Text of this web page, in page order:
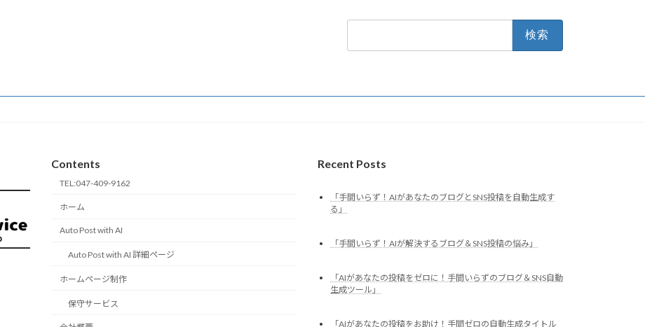
Contents
TEL:047-409-9162
ホーム
Auto Post with AI
Auto Post with AI 詳細ページ
ホームページ制作
保守サービス
Recent Posts
「手間いらず！AIがあなたのブログとSNS投稿を自動生成す
る」
「手間いらず！AIが解決するブログ＆SNS投稿の悩み」
「AIがあなたの投稿をゼロに！手間いらずのブログ＆SNS自動
生成ツール」
「AIがあなたの投稿をお助け！手間ゼロの自動生成タイトル